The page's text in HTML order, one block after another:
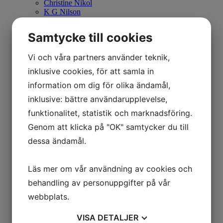
Christine Nikol
K G Nilson
Ulla Ohlson
Johan Palmborg
Johan Patricny
Ania Pauser
Mikael Persbrandt
Stefan MÅS Persson
Puppet Daniel Blomqvist
Madeleine Pyk
Paul Quant
Arthur Ragnarsson
Peter Reuterberg
Lisa Rinnevuo
Orion Righard
Roger Risberg
Pedro Rodriguez Garrido
Vivianne E Rosqvist
Samtycke till cookies
Vi och våra partners använder teknik,
inklusive cookies, för att samla in
information om dig för olika ändamål,
inklusive: bättre användarupplevelse,
funktionalitet, statistik och marknadsföring.
Genom att klicka på "OK" samtycker du till
dessa ändamål.
Läs mer om vår användning av cookies och
behandling av personuppgifter på vår
webbplats.
VISA DETALJER